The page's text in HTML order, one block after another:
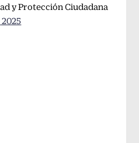
y Protección Ciudadana
2025